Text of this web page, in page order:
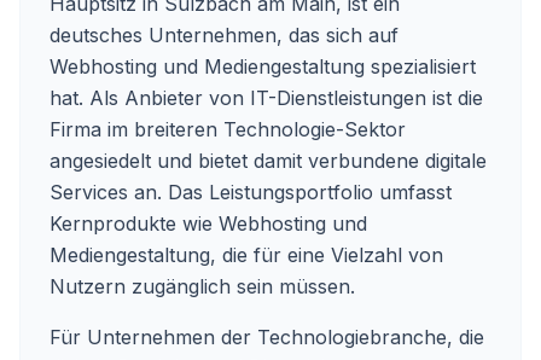
deutsches Unternehmen, das sich auf
Webhosting und Mediengestaltung spezialisiert
hat. Als Anbieter von IT-Dienstleistungen ist die
Firma im breiteren Technologie-Sektor
angesiedelt und bietet damit verbundene digitale
Services an. Das Leistungsportfolio umfasst
Kernprodukte wie Webhosting und
Mediengestaltung, die für eine Vielzahl von
Nutzern zugänglich sein müssen.
Für Unternehmen der Technologiebranche, die